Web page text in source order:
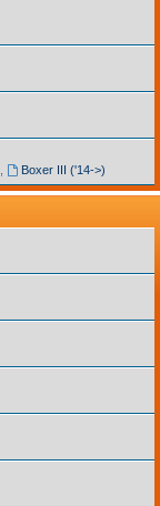
Boxer III ('14->)